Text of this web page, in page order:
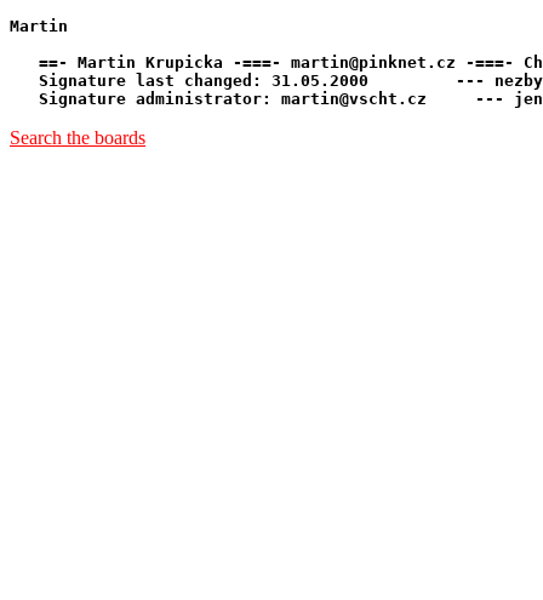
Martin
==- Martin Krupicka -===- martin@pinknet.cz -===-
Signature last changed: 31.05.2000         ---
Search the boards